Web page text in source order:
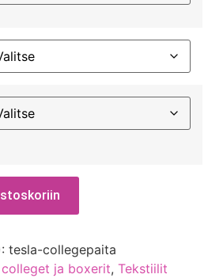
tesla-collegepaita
ja boxerit, Tekstiilit